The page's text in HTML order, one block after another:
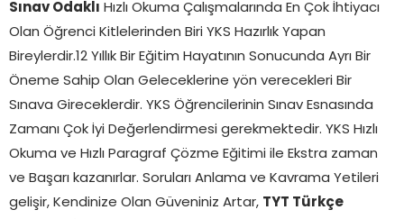
Sınav Odaklı
Hızlı Okuma Çalışmalarında En Çok İhtiyacı
Olan Öğrenci Kitlelerinden Biri YKS Hazırlık Yapan
Bireylerdir.12 Yıllık Bir Eğitim Hayatının Sonucunda Ayrı Bir
Öneme Sahip Olan Geleceklerine yön verecekleri Bir
Sınava Gireceklerdir. YKS Öğrencilerinin Sınav Esnasında
Zamanı Çok İyi Değerlendirmesi gerekmektedir. YKS Hızlı
Okuma ve Hızlı Paragraf Çözme Eğitimi ile Ekstra zaman
ve Başarı kazanırlar. Soruları Anlama ve Kavrama Yetileri
gelişir, Kendinize Olan Güveniniz Artar, TYT Türkçe